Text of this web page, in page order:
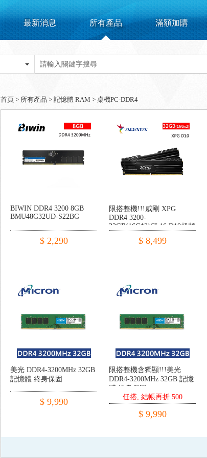
最新消息 所有產品 滿額加購
首頁 > 所有產品 > 記憶體 RAM > 桌機PC-DDR4
BIWIN DDR4 3200 8GB
BMU48G32UD-S22BG
$ 2,290
限搭整機!!!威剛 XPG
DDR4 3200-
32GB(16G*2)CL16 D10超頻
黑 記憶體 終身保固
$ 8,499
美光 DDR4-3200MHz 32GB
記憶體 終身保固
$ 9,990
限搭整機含獨顯!!!美光
DDR4-3200MHz 32GB 記憶
體 終身保固
任搭, 結帳再折 500
$ 9,990